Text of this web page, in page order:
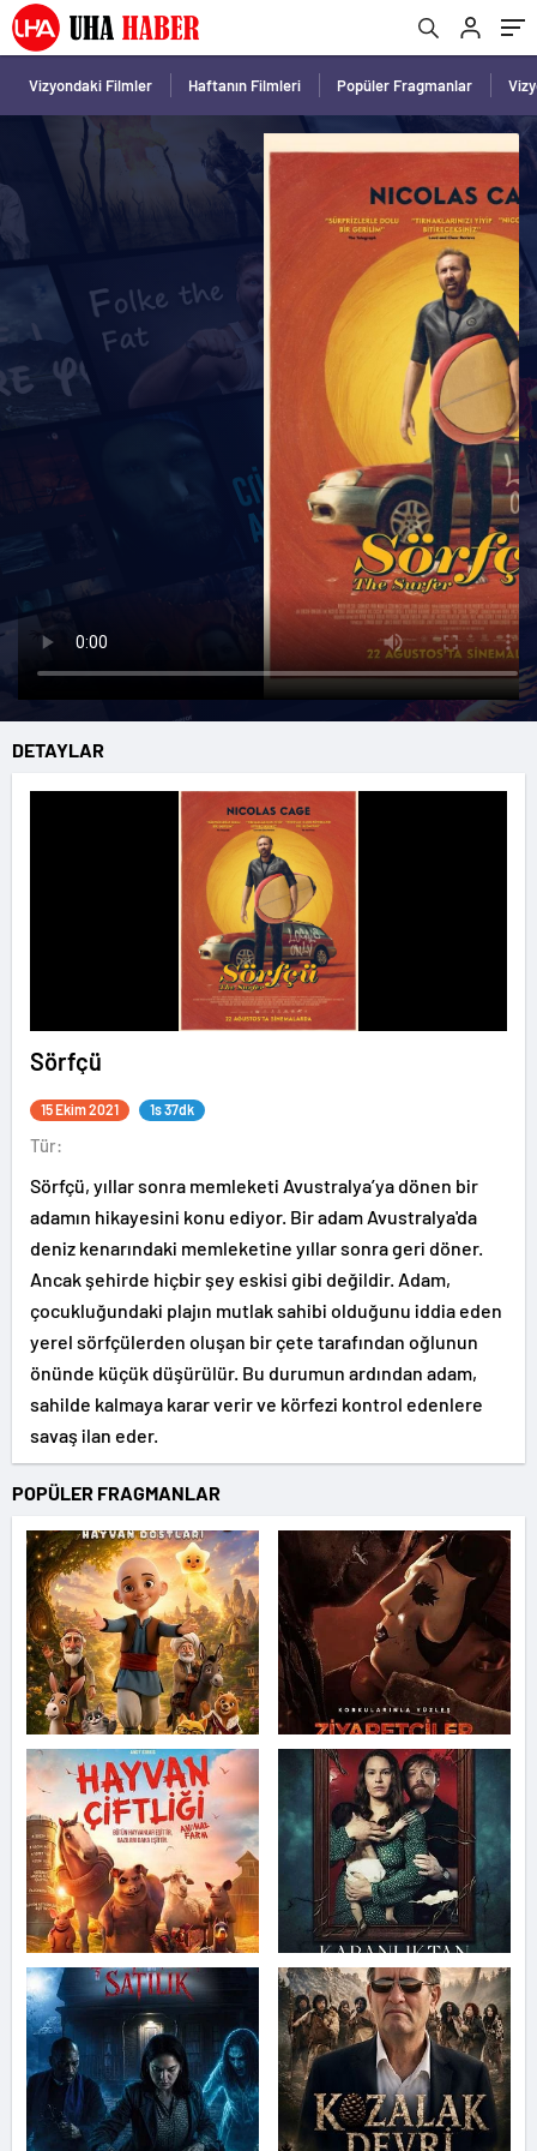
Vizyondaki Filmler Haftanın Filmleri Popüler Fragmanlar
DETAYLAR
Sörfçü
15 Ekim 2021 1s 37dk
Tür:
Sörfçü, yıllar sonra memleketi Avustralya’ya dönen bir
adamın hikayesini konu ediyor. Bir adam Avustralya'da
deniz kenarındaki memleketine yıllar sonra geri döner.
Ancak şehirde hiçbir şey eskisi gibi değildir. Adam,
çocukluğundaki plajın mutlak sahibi olduğunu iddia eden
yerel sörfçülerden oluşan bir çete tarafından oğlunun
önünde küçük düşürülür. Bu durumun ardından adam,
sahilde kalmaya karar verir ve körfezi kontrol edenlere
savaş ilan eder.
POPÜLER FRAGMANLAR